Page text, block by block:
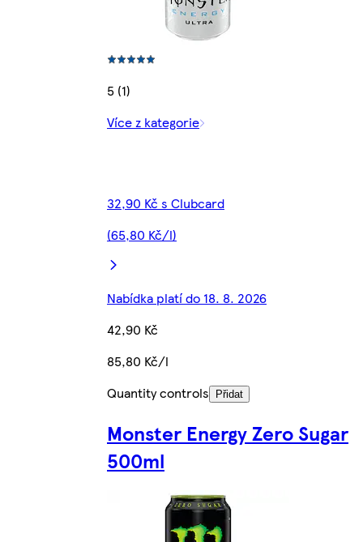
5 (1)
Více z kategorie
32,90 Kč s Clubcard
(65,80 Kč/l)
Nabídka platí do 18. 8. 2026
42,90 Kč
85,80 Kč/l
Quantity controls
Přidat
Monster Energy Zero Sugar
500ml